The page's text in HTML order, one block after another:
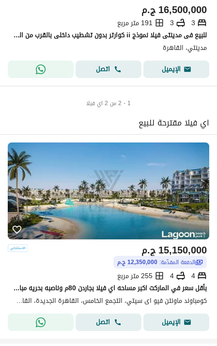
ج.م16,500,000
3
3
191 متر مربع
للبيع فى مدينتى فيلا نموذج ii كوارتر بدون تشطيب داخلى بالقرب من الساوث بارك
مدينتي، القاهرة
الإيميل
اتصل
1 - 2 من 2 اي فيلا
اي فيلا مقترحة للبيع
ج.م15,150,000
الدفعة المقدّمة: 12,350,000 ج.م
4
4
255 متر مربع
بأقل سعر في الماركت اكبر مساحه اي فيلا بجاردن 80م وناصبه بحريه مباشره علي الاجون من جانبين في ماونتن فيو اى سيتي تقسيط 7 سنوات
كومباوند ماونتن فيو اى سيتي، التجمع الخامس، القاهرة الجديدة، القاهرة
الإيميل
اتصل